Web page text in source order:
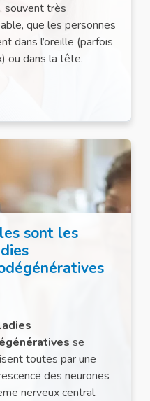
souvent très
que les personnes
dans l’oreille (parfois
ou dans la tête.
sont les
se
toutes par une
des neurones
nerveux central.